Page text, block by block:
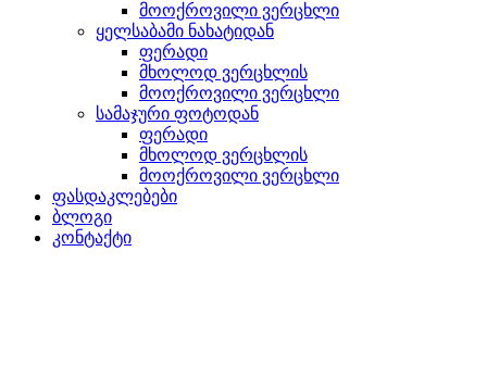
მოოქროვილი ვერცხლი
ყელსაბამი ნახატიდან
ფერადი
მხოლოდ ვერცხლის
მოოქროვილი ვერცხლი
სამაჯური ფოტოდან
ფერადი
მხოლოდ ვერცხლის
მოოქროვილი ვერცხლი
ფასდაკლებები
ბლოგი
კონტაქტი